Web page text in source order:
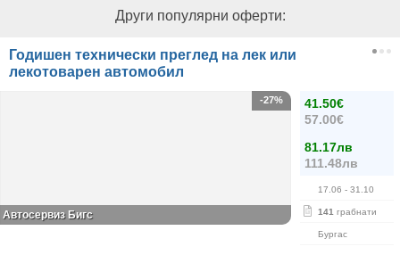
Други популярни оферти:
Годишен технически преглед на лек или
лекотоварен автомобил
41.50€
57.00€
81.17лв
111.48лв
17.06 - 31.10
141 грабнати
Бургас
-27%
Автосервиз Бигс